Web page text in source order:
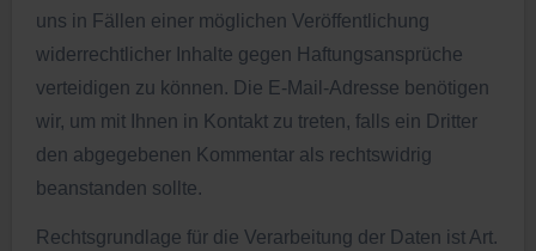
uns in Fällen einer möglichen Veröffentlichung
widerrechtlicher Inhalte gegen Haftungsansprüche
verteidigen zu können. Die E-Mail-Adresse benötigen
wir, um mit Ihnen in Kontakt zu treten, falls ein Dritter
den abgegebenen Kommentar als rechtswidrig
beanstanden sollte.
Rechtsgrundlage für die Verarbeitung der Daten ist Art.